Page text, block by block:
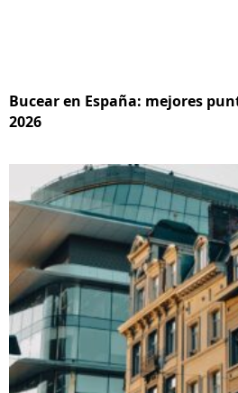
Bucear en España: mejores
2026